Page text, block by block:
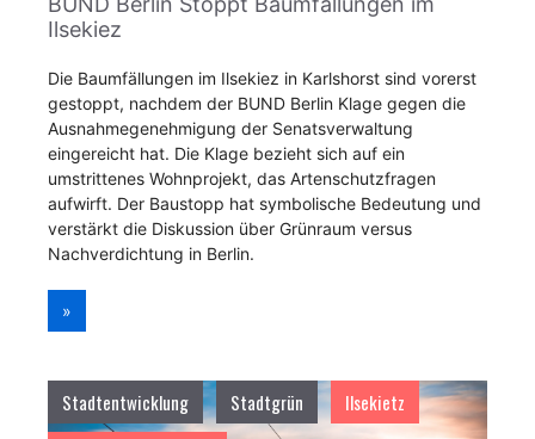
Ilsekiez
Die Baumfällungen im Ilsekiez in Karlshorst sind vorerst
gestoppt, nachdem der BUND Berlin Klage gegen die
Ausnahmegenehmigung der Senatsverwaltung
eingereicht hat. Die Klage bezieht sich auf ein
umstrittenes Wohnprojekt, das Artenschutzfragen
aufwirft. Der Baustopp hat symbolische Bedeutung und
verstärkt die Diskussion über Grünraum versus
Nachverdichtung in Berlin.
»
Stadtentwicklung Stadtgrün
Ilsekietz